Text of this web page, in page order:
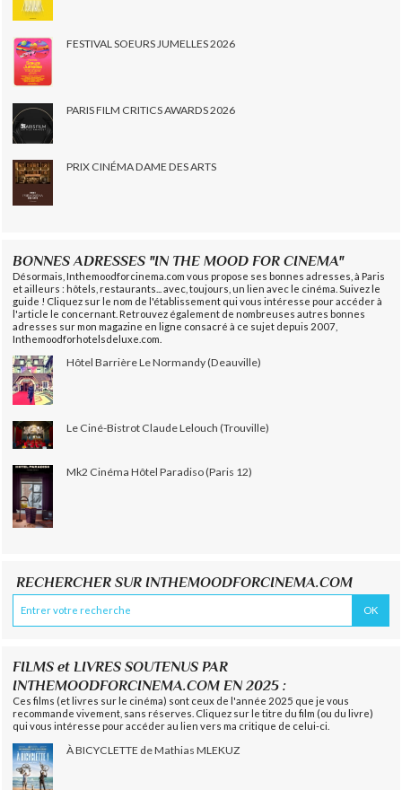
FESTIVAL SOEURS JUMELLES 2026
PARIS FILM CRITICS AWARDS 2026
PRIX CINÉMA DAME DES ARTS
BONNES ADRESSES "IN THE MOOD FOR CINEMA"
Désormais, Inthemoodforcinema.com vous propose ses bonnes adresses, à Paris
et ailleurs : hôtels, restaurants... avec, toujours, un lien avec le cinéma. Suivez le
guide ! Cliquez sur le nom de l'établissement qui vous intéresse pour accéder à
l'article le concernant. Retrouvez également de nombreuses autres bonnes
adresses sur mon magazine en ligne consacré à ce sujet depuis 2007,
Inthemoodforhotelsdeluxe.com.
Hôtel Barrière Le Normandy (Deauville)
Le Ciné-Bistrot Claude Lelouch (Trouville)
Mk2 Cinéma Hôtel Paradiso (Paris 12)
RECHERCHER SUR INTHEMOODFORCINEMA.COM
FILMS et LIVRES SOUTENUS PAR
INTHEMOODFORCINEMA.COM EN 2025 :
Ces films (et livres sur le cinéma) sont ceux de l'année 2025 que je vous
recommande vivement, sans réserves. Cliquez sur le titre du film (ou du livre)
qui vous intéresse pour accéder au lien vers ma critique de celui-ci.
À BICYCLETTE de Mathias MLEKUZ